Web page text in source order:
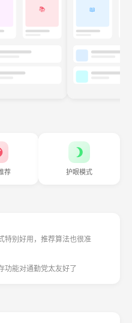
荐 护眼模式
特别好用，推荐算法也很准
功能对通勤党太友好了